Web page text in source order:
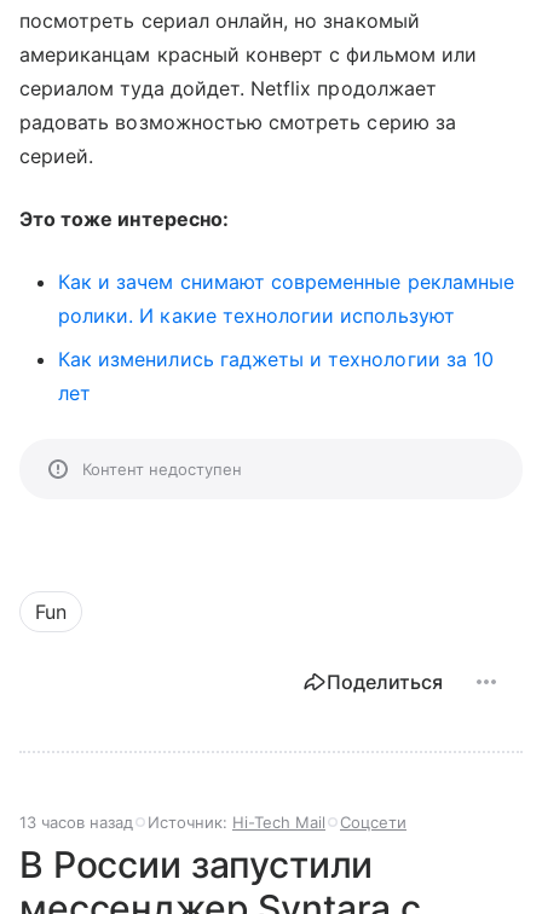
посмотреть сериал онлайн, но знакомый
американцам красный конверт с фильмом или
сериалом туда дойдет. Netflix продолжает
радовать возможностью смотреть серию за
серией.
Это тоже интересно:
Как и зачем снимают современные рекламные
ролики. И какие технологии используют
Как изменились гаджеты и технологии за 10
лет
Контент недоступен
Fun
Поделиться
13 часов назад Источник: Hi-Tech Mail Соцсети
В России запустили